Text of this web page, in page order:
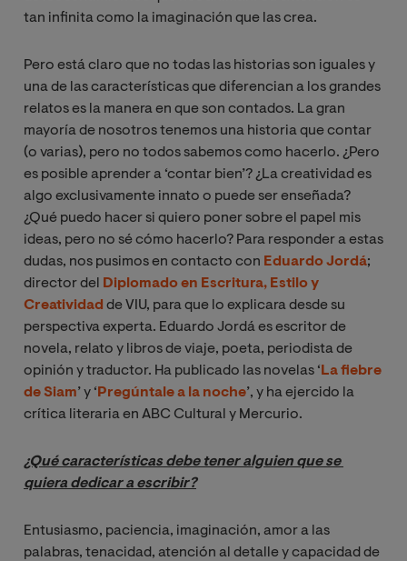
tan infinita como la imaginación que las crea.
Pero está claro que no todas las historias son iguales y
una de las características que diferencian a los grandes
relatos es la manera en que son contados. La gran
mayoría de nosotros tenemos una historia que contar
(o varias), pero no todos sabemos como hacerlo. ¿Pero
es posible aprender a ‘contar bien’? ¿La creatividad es
algo exclusivamente innato o puede ser enseñada?
¿Qué puedo hacer si quiero poner sobre el papel mis
ideas, pero no sé cómo hacerlo? Para responder a estas
dudas, nos pusimos en contacto con Eduardo Jordá;
director del
Diplomado en Escritura, Estilo y
Creatividad de VIU, para que lo explicara desde su
perspectiva experta. Eduardo Jordá es escritor de
novela, relato y libros de viaje, poeta, periodista de
opinión y traductor. Ha publicado las novelas ‘ La fiebre
de Siam’ y ‘ Pregúntale a la noche’, y ha ejercido la
crítica literaria en ABC Cultural y Mercurio.
¿Qué características debe tener alguien que se
quiera dedicar a escribir?
Entusiasmo, paciencia, imaginación, amor a las
palabras, tenacidad, atención al detalle y capacidad de